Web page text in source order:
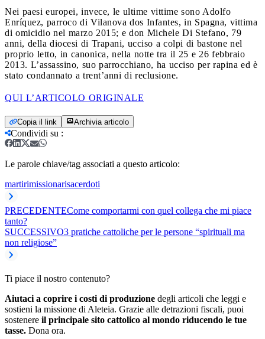
Nei paesi europei, invece, le ultime vittime sono Adolfo
Enríquez, parroco di Vilanova dos Infantes, in Spagna, vittima
di omicidio nel marzo 2015; e don Michele Di Stefano, 79
anni, della diocesi di Trapani, ucciso a colpi di bastone nel
proprio letto, in canonica, nella notte tra il 25 e 26 febbraio
2013. L’assassino, suo parrocchiano, ha ucciso per rapina ed è
stato condannato a trent’anni di reclusione.
QUI L’ARTICOLO ORIGINALE
Copia il link Archivia articolo
Condividi su :
Le parole chiave/tag associati a questo articolo:
martirimissionarisacerdoti
PRECEDENTECome comportarmi con quel collega che mi piace
tanto?
SUCCESSIVO3 pratiche cattoliche per le persone “spirituali ma
non religiose”
Ti piace il nostro contenuto?
Aiutaci a coprire i costi di produzione degli articoli che leggi e
sostieni la missione di Aleteia. Grazie alle detrazioni fiscali, puoi
sostenere il principale sito cattolico al mondo riducendo le tue
tasse. Dona ora.